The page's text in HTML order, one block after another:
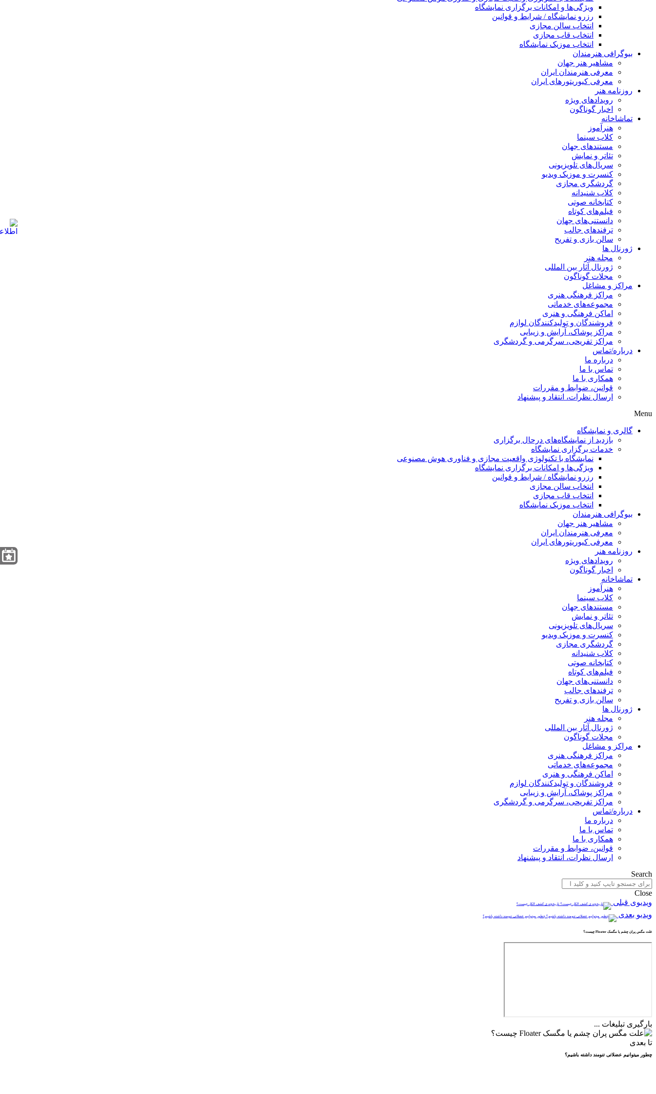
ویژگی‌ها و امکانات برگزاری نمایشگاه
رزرو نمایشگاه / شرایط و قوانین
انتخاب سالن مجازی
انتخاب قاب مجازی
انتخاب موزیک نمایشگاه
بیوگرافی هنرمندان
مشاهیر هنر جهان
معرفی هنرمندان ایران
معرفی کیوریتورهای ایران
روزنامه هنر
رویدادهای ویژه
اخبار گوناگون
تماشاخانه
هنرآموز
کلاب سینما
مستندهای جهان
تئاتر و نمایش
سریال‌های تلویزیونی
کنسرت و موزیک ویدیو
گردشگری مجازی
کلاب شنیدانه
کتابخانه صوتی
فیلم‌های کوتاه
دانستنی‌های جهان
ترفندهای جالب
سالن بازی و تفریح
ژورنال ها
مجله هنر
ژورنال آثار بین المللی
مجلات گوناگون
مراکز و مشاغل
مراکز فرهنگی هنری
مجموعه‌های خدماتی
اماکن فرهنگی و هنری
فروشندگان و تولیدکنندگان لوازم
مراکز پوشاک، آرایش و زیبایی
مراکز تفریحی، سرگرمی و گردشگری
درباره/تماس
درباره ما
تماس با ما
همکاری با ما
قوانین، ضوابط و مقررات
ارسال نظرات، انتقاد و پیشنهاد
Menu
گالری و نمایشگاه
بازدید از نمایشگاه‌های درحال برگزاری
خدمات برگزاری نمایشگاه
نمایشگاه با تکنولوژی واقعیت مجازی و فناوری هوش مصنوعی
ویژگی‌ها و امکانات برگزاری نمایشگاه
رزرو نمایشگاه / شرایط و قوانین
انتخاب سالن مجازی
انتخاب قاب مجازی
انتخاب موزیک نمایشگاه
بیوگرافی هنرمندان
مشاهیر هنر جهان
معرفی هنرمندان ایران
معرفی کیوریتورهای ایران
روزنامه هنر
رویدادهای ویژه
اخبار گوناگون
تماشاخانه
هنرآموز
کلاب سینما
مستندهای جهان
تئاتر و نمایش
سریال‌های تلویزیونی
کنسرت و موزیک ویدیو
گردشگری مجازی
کلاب شنیدانه
کتابخانه صوتی
فیلم‌های کوتاه
دانستنی‌های جهان
ترفندهای جالب
سالن بازی و تفریح
ژورنال ها
مجله هنر
ژورنال آثار بین المللی
مجلات گوناگون
مراکز و مشاغل
مراکز فرهنگی هنری
مجموعه‌های خدماتی
اماکن فرهنگی و هنری
فروشندگان و تولیدکنندگان لوازم
مراکز پوشاک، آرایش و زیبایی
مراکز تفریحی، سرگرمی و گردشگری
درباره/تماس
درباره ما
تماس با ما
همکاری با ما
قوانین، ضوابط و مقررات
ارسال نظرات، انتقاد و پیشنهاد
Search
Close
ویدیوی قبلی
تاریخچه ی کشف الکل چیست؟
ویدیو بعدی چطور میتوانیم عضلاتی تنومند داشته باشیم؟
علت مگس پران چشم یا مگسک Floater چیست؟
بارگیری تبلیغات ...
تا بعدی
چطور میتوانیم عضلاتی تنومند داشته باشیم؟